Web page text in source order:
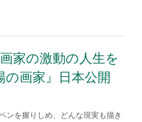
家の激動の人生を
画家』日本公開
ンを握りしめ、どんな現実も描き